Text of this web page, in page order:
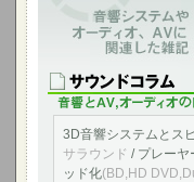
「アメニティ＆サウン
ものを編集掲載したもので
3D音響システムとス
サラウンド / プレーヤ
ッド化(BD,HD